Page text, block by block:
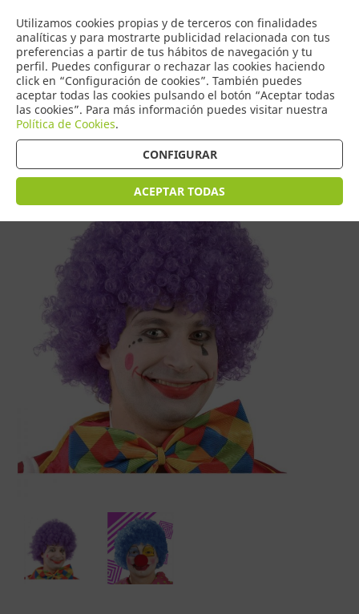
Utilizamos cookies propias y de terceros con finalidades
analíticas y para mostrarte publicidad relacionada con tus
preferencias a partir de tus hábitos de navegación y tu
perfil. Puedes configurar o rechazar las cookies haciendo
click en “Configuración de cookies”. También puedes
aceptar todas las cookies pulsando el botón “Aceptar todas
las cookies”. Para más información puedes visitar nuestra
Política de Cookies.
CONFIGURAR
ACEPTAR TODAS
0
COMERCIO
DE TORRIJOS
Tienda > Pelucas